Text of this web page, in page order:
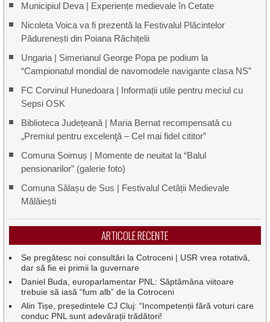
Municipiul Deva | Experiențe medievale în Cetate
Nicoleta Voica va fi prezentă la Festivalul Plăcintelor
Pădurenești din Poiana Răchițelii
Ungaria | Simerianul George Popa pe podium la
“Campionatul mondial de navomodele navigante clasa NS”
FC Corvinul Hunedoara | Informații utile pentru meciul cu
Sepsi OSK
Biblioteca Județeană | Maria Bernat recompensată cu
„Premiul pentru excelenţă – Cel mai fidel cititor”
Comuna Șoimuș | Momente de neuitat la “Balul
pensionarilor” (galerie foto)
Comuna Sălașu de Sus | Festivalul Cetății Medievale
Mălăiești
ARTICOLE RECENTE
Se pregătesc noi consultări la Cotroceni | USR vrea rotativă,
dar să fie ei primii la guvernare
Daniel Buda, europarlamentar PNL: Săptămâna viitoare
trebuie să iasă “fum alb” de la Cotroceni
Alin Tișe, președintele CJ Cluj: “Incompetenții fără voturi care
conduc PNL sunt adevărații trădători!